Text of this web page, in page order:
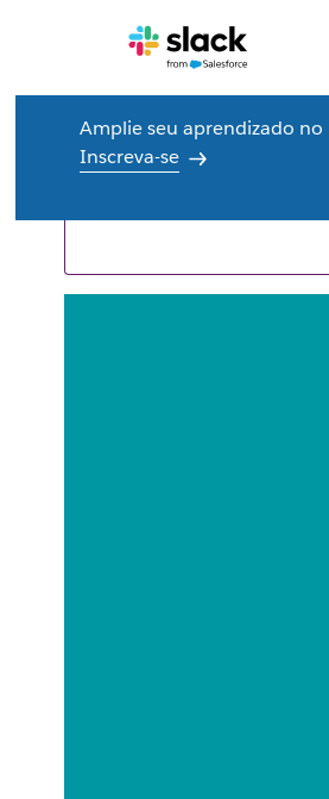
Amplie seu aprendizado
Inscreva-se
Recursos